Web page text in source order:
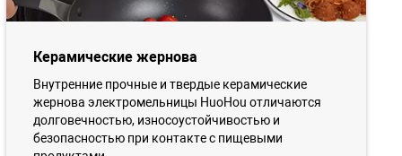
Керамические жернова
Внутренние прочные и твердые керамические
жернова электромельницы HuoHou отличаются
долговечностью, износоустойчивостью и
безопасностью при контакте с пищевыми